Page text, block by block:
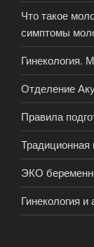
Что такое
симптомы
Гинекология.
Отделение
Правила
Традиционная
ЭКО
Гинекология